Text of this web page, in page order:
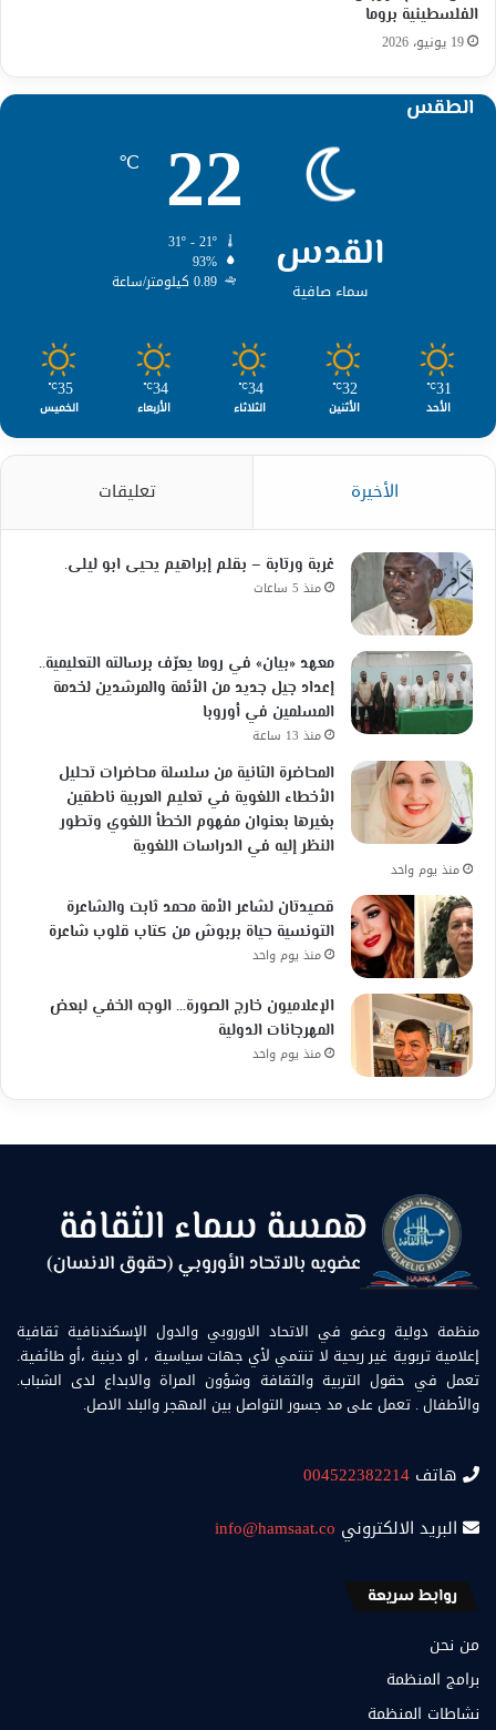
الفلسطينية بروما
19 يونيو، 2026
الطقس
القدس
سماء صافية
22
℃
93%
0.89 كيلومتر/ساعة
31
℃
الأحد
32
℃
الأثنين
34
℃
الثلاثاء
34
℃
الأربعاء
35
℃
الخميس
الأخيرة تعليقات
غربة ورتابة – بقلم إبراهيم يحيى ابو ليلى.
منذ 5 ساعات
معهد «بيان» في روما يعرّف برسالته التعليمية..
إعداد جيل جديد من الأئمة والمرشدين لخدمة
المسلمين في أوروبا
منذ 13 ساعة
المحاضرة الثانية من سلسلة محاضرات تحليل
الأخطاء اللغوية في تعليم العربية ناطقين
بغيرها بعنوان مفهوم الخطأ اللغوي وتطور
النظر إليه في الدراسات اللغوية
منذ يوم واحد
قصيدتان لشاعر الأمة محمد ثابت والشاعرة
التونسية حياة بربوش من كتاب قلوب شاعرة
منذ يوم واحد
الإعلاميون خارج الصورة… الوجه الخفي لبعض
المهرجانات الدولية
منذ يوم واحد
منظمة دولية وعضو في الاتحاد الاوروبي والدول الإسكندنافية ثقافية
إعلامية تربوية غير ربحية لا تنتمي لأي جهات سياسية ، او دينية ،أو طائفية.
تعمل في حقول التربية والثقافة وشؤون المراة والابداع لدى الشباب.
والأطفال . تعمل على مد جسور التواصل بين المهجر والبلد الاصل.
هاتف 004522382214
البريد الالكتروني info@hamsaat.co
روابط سريعة
من نحن
برامج المنظمة
نشاطات المنظمة